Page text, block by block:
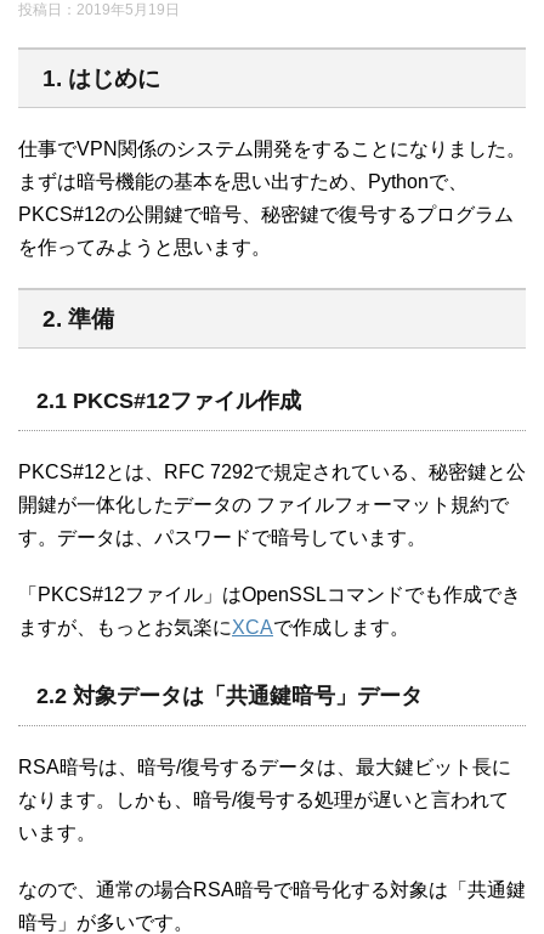
投稿日： 2019年5月19日
1. はじめに
仕事でVPN関係のシステム開発をすることになりました。
まずは暗号機能の基本を思い出すため、Pythonで、
PKCS#12の公開鍵で暗号、秘密鍵で復号するプログラム
を作ってみようと思います。
2. 準備
2.1 PKCS#12ファイル作成
PKCS#12とは、RFC 7292で規定されている、秘密鍵と公
開鍵が一体化したデータの ファイルフォーマット規約で
す。データは、パスワードで暗号しています。
「PKCS#12ファイル」はOpenSSLコマンドでも作成でき
ますが、もっとお気楽にXCAで作成します。
2.2 対象データは「共通鍵暗号」データ
RSA暗号は、暗号/復号するデータは、最大鍵ビット長に
なります。しかも、暗号/復号する処理が遅いと言われて
います。
なので、通常の場合RSA暗号で暗号化する対象は「共通鍵
暗号」が多いです。